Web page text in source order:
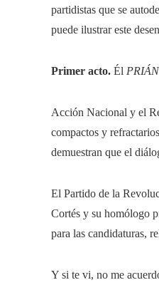
partidistas que se
puede ilustrar este
Primer acto. Él PRIÁN
Acción Nacional y el
compactos y
demuestran que el
El Partido de la
Cortés y su homólogo
para las candidaturas,
Y si te vi, no me